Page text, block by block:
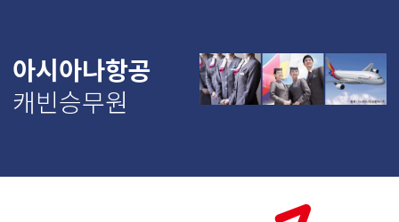
아시아나항공
캐빈승무원